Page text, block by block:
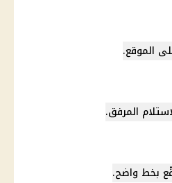
الموقع.
المرفق.
بخط واضح.